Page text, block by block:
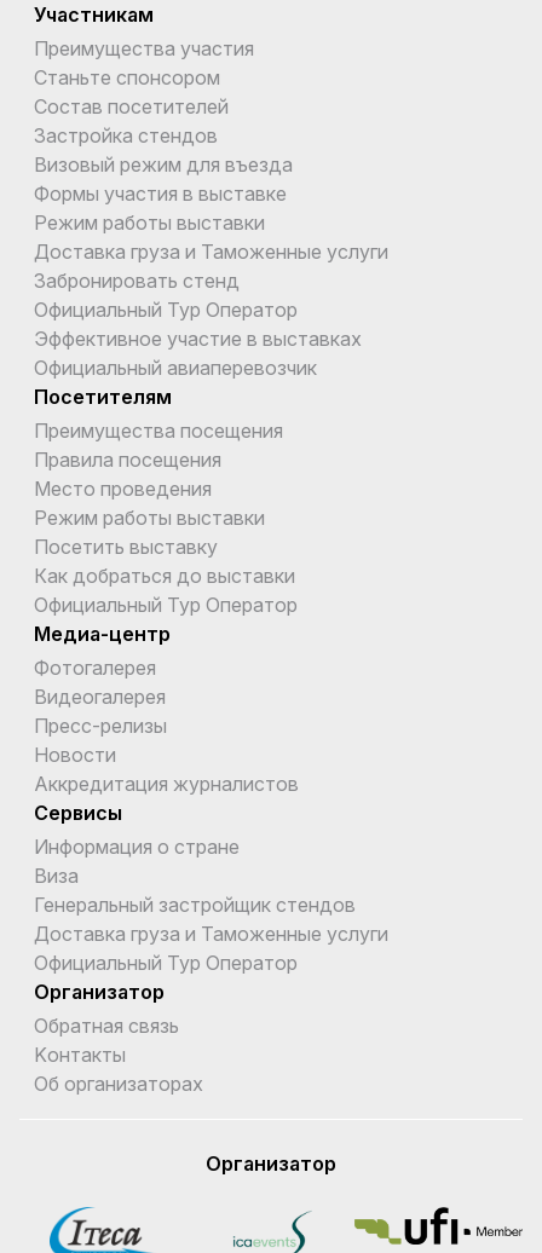
Участникам
Преимущества участия
Станьте спонсором
Состав посетителей
Застройка стендов
Визовый режим для въезда
Формы участия в выставке
Режим работы выставки
Доставка груза и Таможенные услуги
Забронировать стенд
Официальный Тур Оператор
Эффективное участие в выставках
Официальный авиаперевозчик
Посетителям
Преимущества посещения
Правила посещения
Место проведения
Режим работы выставки
Посетить выставку
Как добраться до выставки
Официальный Тур Оператор
Медиа-центр
Фотогалерея
Видеогалерея
Пресс-релизы
Новости
Аккредитация журналистов
Сервисы
Информация о стране
Виза
Генеральный застройщик стендов
Доставка груза и Таможенные услуги
Официальный Тур Оператор
Организатор
Обратная связь
Kонтакты
Об организаторах
Организатор